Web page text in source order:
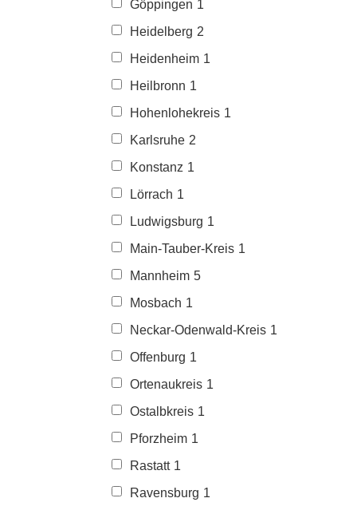
Göppingen 1
Heidelberg 2
Heidenheim 1
Heilbronn 1
Hohenlohekreis 1
Karlsruhe 2
Konstanz 1
Lörrach 1
Ludwigsburg 1
Main-Tauber-Kreis 1
Mannheim 5
Mosbach 1
Neckar-Odenwald-Kreis 1
Offenburg 1
Ortenaukreis 1
Ostalbkreis 1
Pforzheim 1
Rastatt 1
Ravensburg 1